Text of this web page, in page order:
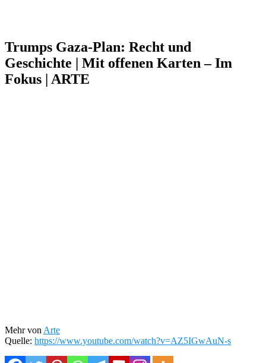
Trumps Gaza-Plan: Recht und
Geschichte | Mit offenen Karten – Im
Fokus | ARTE
Mehr von Arte
Quelle: https://www.youtube.com/watch?v=AZ5IGwAuN-s